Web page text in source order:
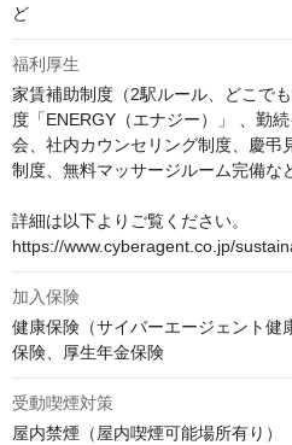
ど
福利厚生
家賃補助制度（2駅ルール、どこで
度「ENERGY（エナジー）」 、勤
会、社内カウンセリング制度、慶弔
制度、無料マッサージルーム完備な
詳細は以下よりご覧ください。
https://www.cyberagent.co.jp/
加入保険
健康保険（サイバーエージェント健
保険、厚生年金保険
受動喫煙対策
屋内禁煙（屋内喫煙可能場所有り）